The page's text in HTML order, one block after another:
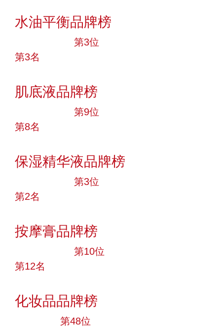
水油平衡品牌榜
第3位
第3名
肌底液品牌榜
第9位
第8名
保湿精华液品牌榜
第3位
第2名
按摩膏品牌榜
第10位
第12名
化妆品品牌榜
第48位